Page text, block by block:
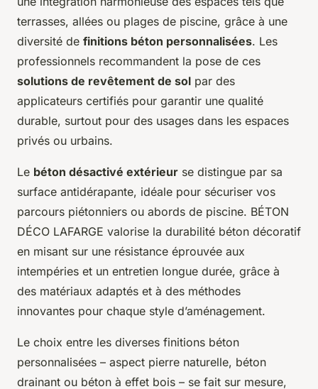
terrasses, allées ou plages de piscine, grâce à une
diversité de finitions béton personnalisées. Les
professionnels recommandent la pose de ces
solutions de revêtement de sol par des
applicateurs certifiés pour garantir une qualité
durable, surtout pour des usages dans les espaces
privés ou urbains.
Le béton désactivé extérieur se distingue par sa
surface antidérapante, idéale pour sécuriser vos
parcours piétonniers ou abords de piscine. BÉTON
DÉCO LAFARGE valorise la durabilité béton décoratif
en misant sur une résistance éprouvée aux
intempéries et un entretien longue durée, grâce à
des matériaux adaptés et à des méthodes
innovantes pour chaque style d’aménagement.
Le choix entre les diverses finitions béton
personnalisées – aspect pierre naturelle, béton
drainant ou béton à effet bois – se fait sur mesure,